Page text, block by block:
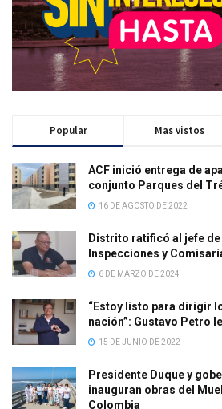
Popular Mas vistos
ACF inició entrega de
conjunto Parques del
16 DE AGOSTO DE 2022
Distrito ratificó al jefe de
Inspecciones y
6 DE MARZO DE 2024
“Estoy listo para dirigir
nación”: Gustavo Petro
15 DE JUNIO DE 2022
Presidente Duque y
inauguran obras del
Colombia